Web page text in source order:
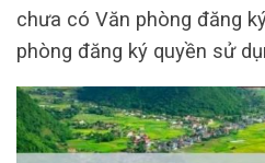
chưa có Văn phòng đăng
phòng đăng ký quyền sử